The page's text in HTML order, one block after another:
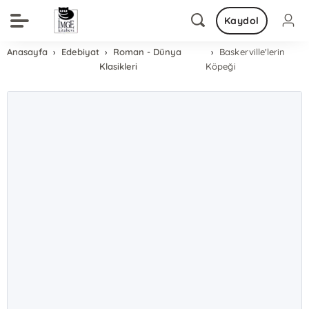
Kaydol
Anasayfa Edebiyat
Roman - Dünya
Klasikleri
Baskerville'lerin
Köpeği